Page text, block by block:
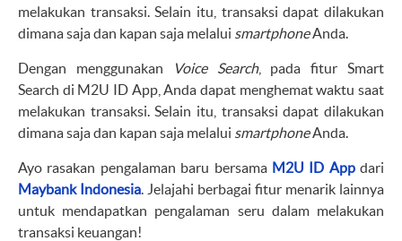
melakukan transaksi. Selain itu, transaksi dapat dilakukan
dimana saja dan kapan saja melalui smartphoneAnda.
Dengan menggunakan Voice Search, pada fitur Smart
Search di M2U ID App, Anda dapat menghemat waktu saat
melakukan transaksi. Selain itu, transaksi dapat dilakukan
dimana saja dan kapan saja melalui smartphoneAnda.
Ayo rasakan pengalaman baru bersama M2U ID Appdari
Maybank Indonesia . Jelajahi berbagai fitur menarik lainnya
untuk mendapatkan pengalaman seru dalam melakukan
transaksi keuangan!